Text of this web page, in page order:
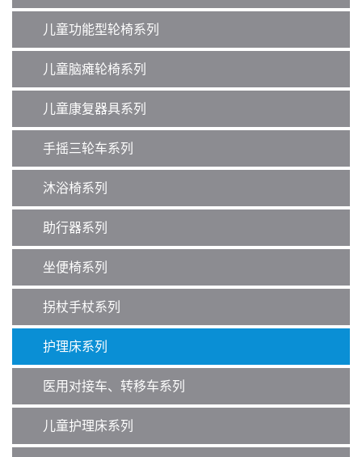
儿童功能型轮椅系列
儿童脑瘫轮椅系列
儿童康复器具系列
手摇三轮车系列
沐浴椅系列
助行器系列
坐便椅系列
拐杖手杖系列
护理床系列
医用对接车、转移车系列
儿童护理床系列